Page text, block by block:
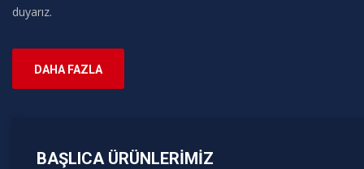
duyarız.
DAHA FAZLA
BAŞLICA ÜRÜNLERIMIZ